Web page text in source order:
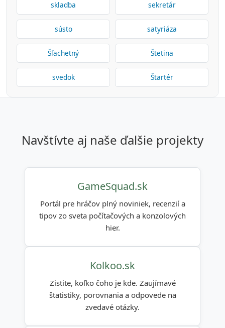
skladba sekretár
sústo satyriáza
Šľachetný Štetina
svedok Štartér
navštívte aj naše ďalšie projekty
GameSquad.sk
Portál pre hráčov plný noviniek, recenzií a
tipov zo sveta počítačových a konzolových
hier.
Kolkoo.sk
Zistite, koľko čoho je kde. Zaujímavé
štatistiky, porovnania a odpovede na
zvedavé otázky.